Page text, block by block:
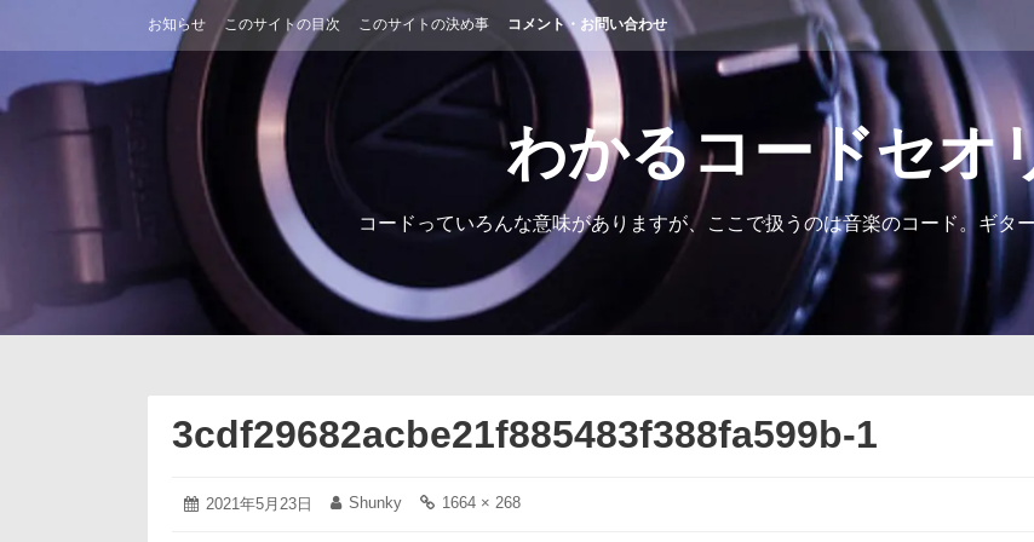
ン
ツ
お知らせ このサイトの目次 このサイトの決め事 コメント・お問い合わせ
わかるコードセオ
コードっていろんな意味がありますが、ここで扱うのは音楽のコード。ギタ
3cdf29682acbe21f885483f388fa599b-1
投
2021年5月23日
2021 投
Shunky
フ
1664 × 268